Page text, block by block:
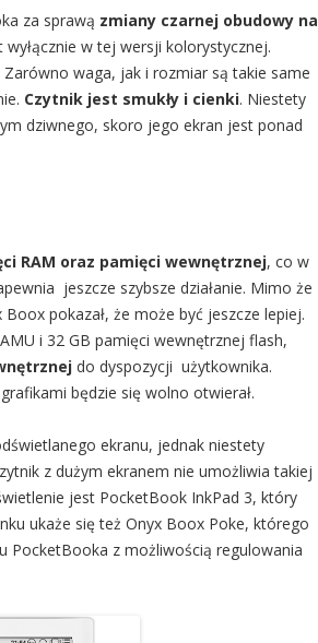
za sprawą zmiany czarnej obudowy na
w tej wersji kolorystycznej.
waga, jak i rozmiar są takie same
Czytnik jest smukły i cienki. Niestety
dziwnego, skoro jego ekran jest ponad
RAM oraz pamięci wewnętrznej, co w
jeszcze szybsze działanie. Mimo że
pokazał, że może być jeszcze lepiej.
i 32 GB pamięci wewnętrznej flash,
do dyspozycji użytkownika.
będzie się wolno otwierał.
ekranu, jednak niestety
z dużym ekranem nie umożliwia takiej
jest PocketBook InkPad 3, który
ukaże się też Onyx Boox Poke, którego
PocketBooka z możliwością regulowania